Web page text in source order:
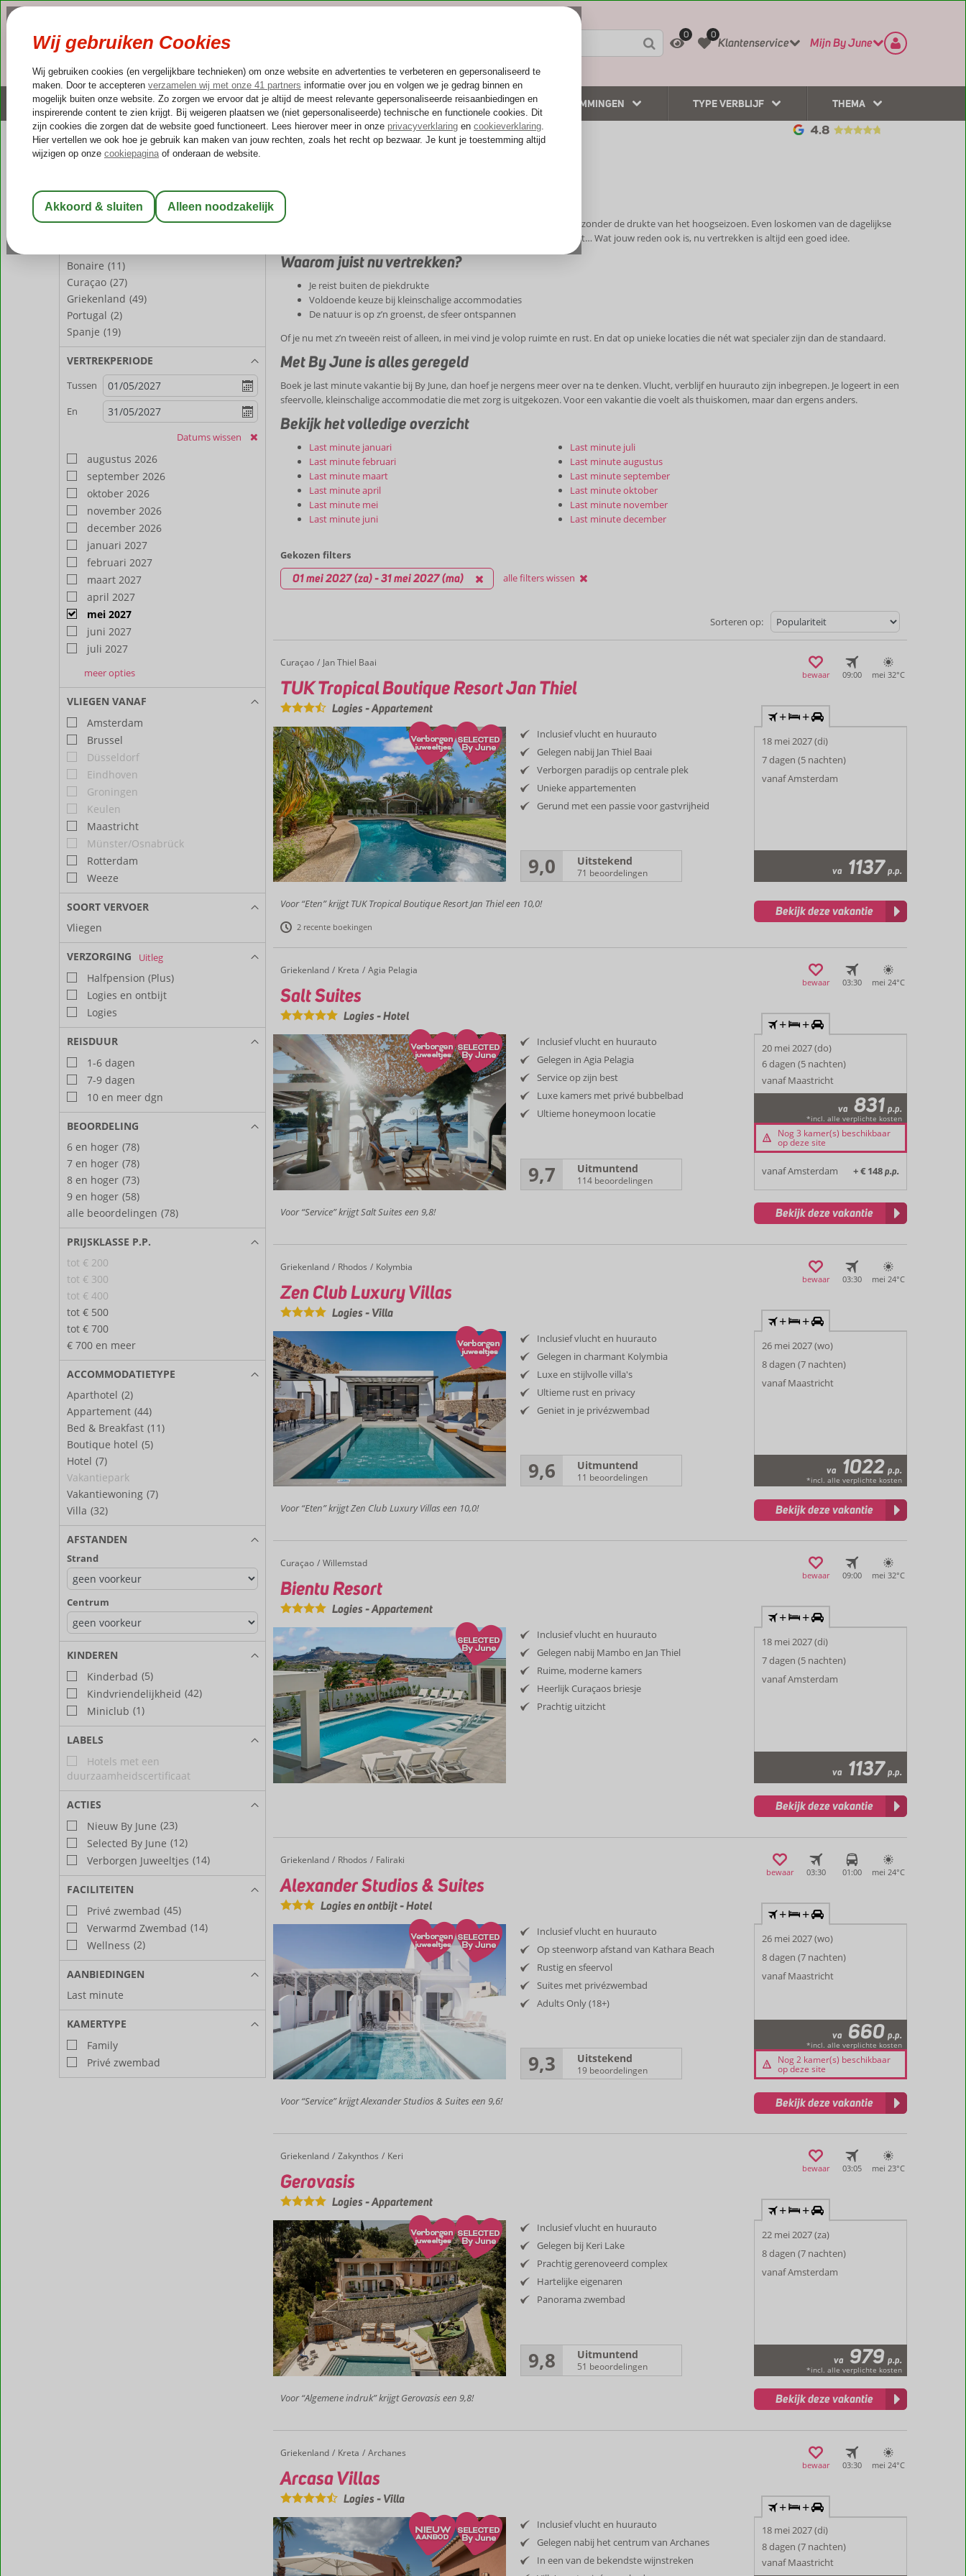
0 0
Klantenservice Mijn By June
NAZOMER LAST MINUTES ZOMER 2026 WINTERZON BESTEMMINGEN TYPE VERBLIJF THEMA
Altijd inclusief huurauto Kleinschalige & unieke accommodaties Weg van de drukte
Kamer 1: 2 Personen
Wijzig Reisgezelschap
Bonaire (11)
Curaçao (27)
Griekenland (49)
Portugal (2)
Spanje (19)
VERTREKPERIODE
Tussen
En
Datums wissen
augustus 2026
september 2026
oktober 2026
november 2026
december 2026
januari 2027
februari 2027
maart 2027
april 2027
mei 2027
juni 2027
juli 2027
augustus
2027
september
2027
oktober
2027
meer opties
VLIEGEN VANAF
Amsterdam
Brussel
Düsseldorf
Eindhoven
Groningen
Keulen
Maastricht
Münster/Osnabrück
Rotterdam
Weeze
SOORT VERVOER
Vliegen
VERZORGING Uitleg
Halfpension (Plus)
Logies en ontbijt
Logies
REISDUUR
1-6 dagen
7-9 dagen
10 en meer dgn
BEOORDELING
6 en hoger (78)
7 en hoger (78)
8 en hoger (73)
9 en hoger (58)
alle beoordelingen (78)
PRIJSKLASSE P.P.
tot € 200
tot € 300
tot € 400
tot € 500
tot € 700
€ 700 en meer
ACCOMMODATIETYPE
Aparthotel (2)
Appartement (44)
Bed & Breakfast (11)
Boutique hotel (5)
Hotel (7)
Vakantiepark
Vakantiewoning (7)
Villa (32)
AFSTANDEN
Strand
Centrum
KINDEREN
Kinderbad (5)
Kindvriendelijkheid (42)
Miniclub (1)
LABELS
Hotels met een
duurzaamheidscertificaat
ACTIES
Nieuw By June (23)
Selected By June (12)
Verborgen Juweeltjes (14)
FACILITEITEN
Privé zwembad (45)
Verwarmd Zwembad (14)
Wellness (2)
AANBIEDINGEN
Last minute
KAMERTYPE
Family
Privé zwembad
Last minute mei 2027
Een last minute vakantie in mei voelt als een voorproefje op de zomer, zonder de drukte van het hoogseizoen. Even loskomen van de dagelijkse
routine, opladen in de zon of gewoon genieten van een paar dagen rust… Wat jouw reden ook is, nu vertrekken is altijd een goed idee.
Waarom juist nu vertrekken?
Je reist buiten de piekdrukte
Voldoende keuze bij kleinschalige accommodaties
De natuur is op z’n groenst, de sfeer ontspannen
Of je nu met z’n tweeën reist of alleen, in mei vind je volop ruimte en rust. En dat op unieke locaties die nét wat specialer zijn dan de standaard.
Met By June is alles geregeld
Boek je last minute vakantie bij By June, dan hoef je nergens meer over na te denken. Vlucht, verblijf en huurauto zijn inbegrepen. Je logeert in een
sfeervolle, kleinschalige accommodatie die met zorg is uitgekozen. Voor een vakantie die voelt als thuiskomen, maar dan ergens anders.
Bekijk het volledige overzicht
Last minute januari
Last minute februari
Last minute maart
Last minute april
Last minute mei
Last minute juni
Last minute juli
Last minute augustus
Last minute september
Last minute oktober
Last minute november
Last minute december
Gekozen filters
01 mei 2027 (za) - 31 mei 2027 (ma) alle filters wissen
Sorteren op:
Home
Curaçao Jan Thiel Baai
TUK Tropical Boutique Resort Jan Thiel
TUK Tropical Boutique Resort Jan Thiel
Logies-Appartement
bewaar 09:00 mei 32°C
Inclusief vlucht en huurauto
Gelegen nabij Jan Thiel Baai
Verborgen paradijs op centrale plek
Unieke appartementen
Gerund met een passie voor gastvrijheid
9,0 Uitstekend
71 beoordelingen
+ +
18 mei 2027 (di)
7 dagen (5 nachten)
vanaf Amsterdam
va 1137 p.p.
Voor “Eten” krijgt TUK Tropical Boutique Resort Jan Thiel een 10,0!
2 recente boekingen
Bekijk deze vakantie
Home
Griekenland Kreta Agia Pelagia
Salt Suites
Salt Suites
Logies-Hotel
bewaar 03:30 mei 24°C
Inclusief vlucht en huurauto
Gelegen in Agia Pelagia
Service op zijn best
Luxe kamers met privé bubbelbad
Ultieme honeymoon locatie
9,7 Uitmuntend
114 beoordelingen
+ +
20 mei 2027 (do)
6 dagen (5 nachten)
vanaf Maastricht
va 831 p.p.
*incl. alle verplichte kosten
Nog 3 kamer(s) beschikbaar
op deze site
vanaf Amsterdam + € 148p.p.
Voor “Service” krijgt Salt Suites een 9,8! Bekijk deze vakantie
Home
Griekenland Rhodos Kolymbia
Zen Club Luxury Villas
Zen Club Luxury Villas
Logies-Villa
bewaar 03:30 mei 24°C
Inclusief vlucht en huurauto
Gelegen in charmant Kolymbia
Luxe en stijlvolle villa's
Ultieme rust en privacy
Geniet in je privézwembad
9,6 Uitmuntend
11 beoordelingen
+ +
26 mei 2027 (wo)
8 dagen (7 nachten)
vanaf Maastricht
va 1022 p.p.
*incl. alle verplichte kosten
Voor “Eten” krijgt Zen Club Luxury Villas een 10,0! Bekijk deze vakantie
Home
Curaçao Willemstad
Bientu Resort
Bientu Resort
Logies-Appartement
bewaar 09:00 mei 32°C
Inclusief vlucht en huurauto
Gelegen nabij Mambo en Jan Thiel
Ruime, moderne kamers
Heerlijk Curaçaos briesje
Prachtig uitzicht
+ +
18 mei 2027 (di)
7 dagen (5 nachten)
vanaf Amsterdam
va 1137 p.p.
Bekijk deze vakantie
Home
Griekenland Rhodos Faliraki
Alexander Studios & Suites
Alexander Studios & Suites
Logies en ontbijt-Hotel
bewaar 03:30 01:00 mei 24°C
Inclusief vlucht en huurauto
Op steenworp afstand van Kathara Beach
Rustig en sfeervol
Suites met privézwembad
Adults Only (18+)
9,3 Uitstekend
19 beoordelingen
+ +
26 mei 2027 (wo)
8 dagen (7 nachten)
vanaf Maastricht
va 660 p.p.
*incl. alle verplichte kosten
Nog 2 kamer(s) beschikbaar
op deze site
Voor “Service” krijgt Alexander Studios & Suites een 9,6! Bekijk deze vakantie
Home
Griekenland Zakynthos Keri
Gerovasis
Gerovasis
Logies-Appartement
bewaar 03:05 mei 23°C
Inclusief vlucht en huurauto
Gelegen bij Keri Lake
Prachtig gerenoveerd complex
Hartelijke eigenaren
Panorama zwembad
9,8 Uitmuntend
51 beoordelingen
+ +
22 mei 2027 (za)
8 dagen (7 nachten)
vanaf Amsterdam
va 979 p.p.
*incl. alle verplichte kosten
Voor “Algemene indruk” krijgt Gerovasis een 9,8! Bekijk deze vakantie
Home
Griekenland Kreta Archanes
Arcasa Villas
Arcasa Villas
Logies-Villa
bewaar 03:30 mei 24°C
Inclusief vlucht en huurauto
Gelegen nabij het centrum van Archanes
In een van de bekendste wijnstreken
+ +
18 mei 2027 (di)
8 dagen (7 nachten)
vanaf Maastricht